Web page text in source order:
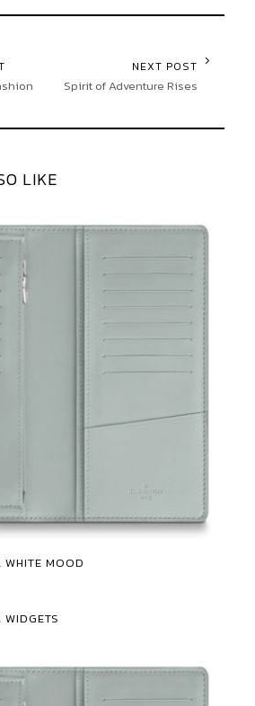
NEXT POST
Spirit of Adventure Rises
LIKE
MOOD